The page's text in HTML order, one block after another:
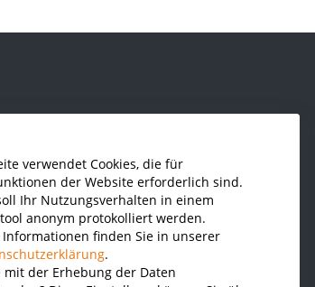
verwendet Cookies, die für
der Website erforderlich sind.
Ihr Nutzungsverhalten in einem
anonym protokolliert werden.
Informationen finden Sie in unserer
.
mit der Erhebung der Daten
M.A.